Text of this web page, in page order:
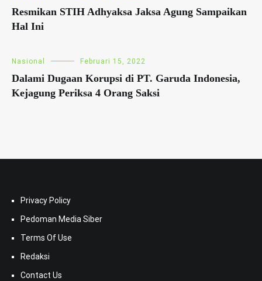
Resmikan STIH Adhyaksa Jaksa Agung Sampaikan
Hal Ini
Nasional Februari 15, 2022
Dalami Dugaan Korupsi di PT. Garuda Indonesia,
Kejagung Periksa 4 Orang Saksi
Privacy Policy
Pedoman Media Siber
Terms Of Use
Redaksi
Contact Us